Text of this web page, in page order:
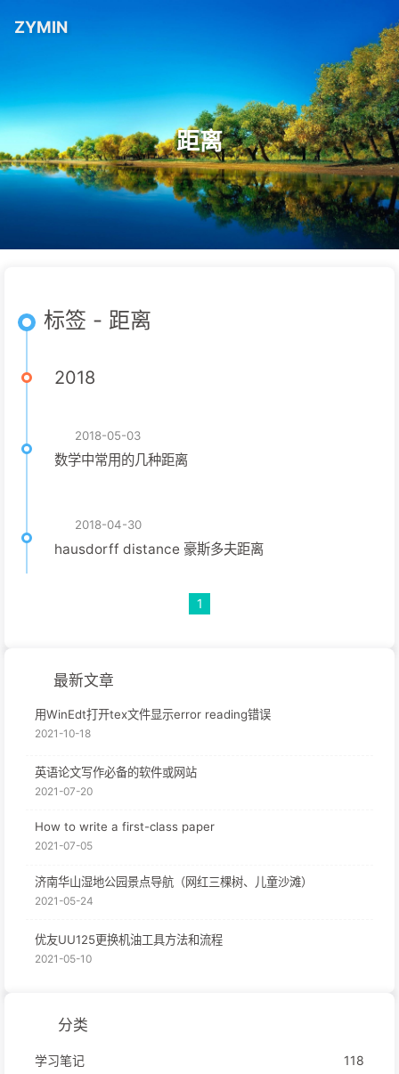
ZYMIN
距离
标签 - 距离
2018
2018-05-03
数学中常用的几种距离
2018-04-30
hausdorff distance 豪斯多夫距离
1
最新文章
用WinEdt打开tex文件显示error reading错误
2021-10-18
英语论文写作必备的软件或网站
2021-07-20
How to write a first-class paper
2021-07-05
济南华山湿地公园景点导航（网红三棵树、儿童沙滩）
2021-05-24
优友UU125更换机油工具方法和流程
2021-05-10
分类
学习笔记
118